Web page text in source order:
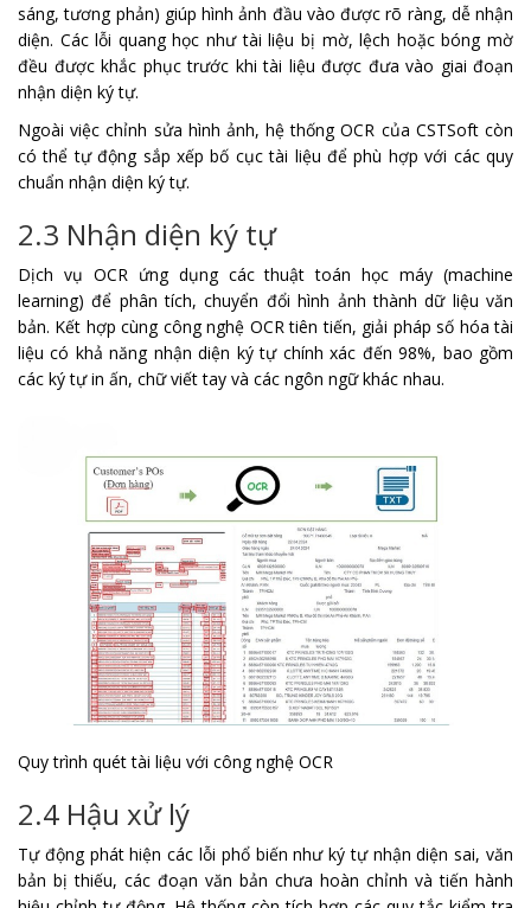
sáng, tương phản) giúp hình ảnh đầu vào được rõ ràng, dễ nhận
diện. Các lỗi quang học như tài liệu bị mờ, lệch hoặc bóng mờ
đều được khắc phục trước khi tài liệu được đưa vào giai đoạn
nhận diện ký tự.
Ngoài việc chỉnh sửa hình ảnh, hệ thống OCR của CSTSoft còn
có thể tự động sắp xếp bố cục tài liệu để phù hợp với các quy
chuẩn nhận diện ký tự.
2.3 Nhận diện ký tự
Dịch vụ OCR ứng dụng các thuật toán học máy (machine
learning) để phân tích, chuyển đổi hình ảnh thành dữ liệu văn
bản. Kết hợp cùng công nghệ OCR tiên tiến, giải pháp số hóa tài
liệu có khả năng nhận diện ký tự chính xác đến 98%, bao gồm
các ký tự in ấn, chữ viết tay và các ngôn ngữ khác nhau.
Quy trình quét tài liệu với công nghệ OCR
2.4 Hậu xử lý
Tự động phát hiện các lỗi phổ biến như ký tự nhận diện sai, văn
bản bị thiếu, các đoạn văn bản chưa hoàn chỉnh và tiến hành